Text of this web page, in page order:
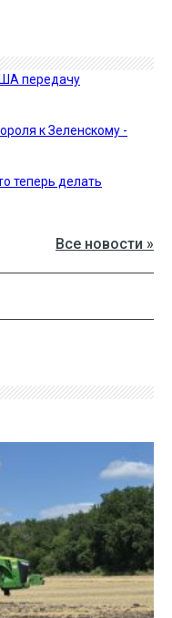
передачу
к Зеленскому -
теперь делать
Все новости »